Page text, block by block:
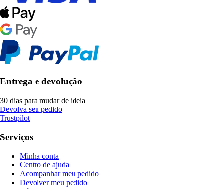
Entrega e devolução
30 dias para mudar de ideia
Devolva seu pedido
Trustpilot
Serviços
Minha conta
Centro de ajuda
Acompanhar meu pedido
Devolver meu pedido